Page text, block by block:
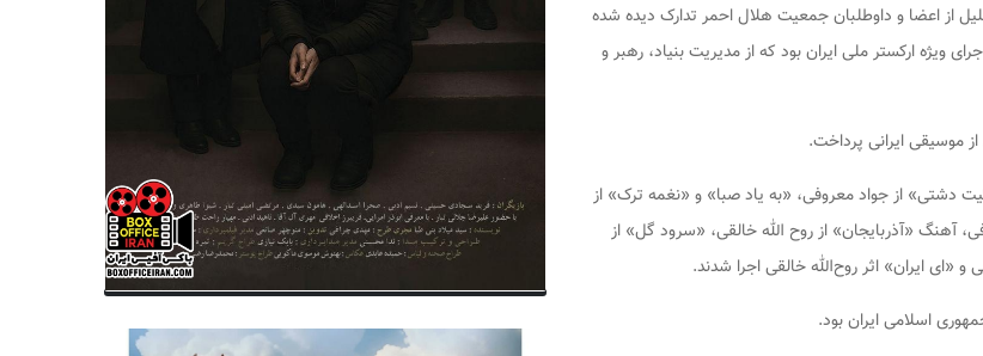
از اعضا و داوطلبان جمعیت هلال احمر تدارک دیده شده
ویژه ارکستر ملی ایران بود که از مدیریت بنیاد، رهبر و
موسیقی ایرانی پرداخت.
دشتی» از جواد معروفی، «به یاد صبا» و «نغمه ترک» از
«آذربایجان» از روح الله خالقی، «سرود گل» از
ایران» اثر روح‌الله خالقی اجرا شدند.
اسلامی ایران بود.